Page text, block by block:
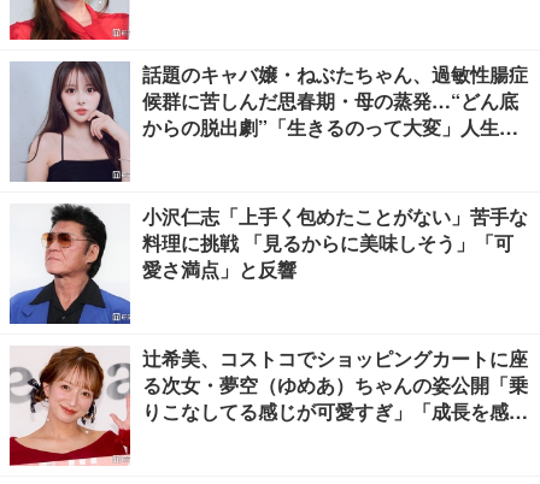
話題のキャバ嬢・ねぶたちゃん、過敏性腸症
候群に苦しんだ思春期・母の蒸発…“どん底
からの脱出劇”「生きるのって大変」人生変
小沢仁志「上手く包めたことがない」苦手な
料理に挑戦 「見るからに美味しそう」「可
愛さ満点」と反響
辻希美、コストコでショッピングカートに座
る次女・夢空（ゆめあ）ちゃんの姿公開「乗
りこなしてる感じが可愛すぎ」「成長を感じ